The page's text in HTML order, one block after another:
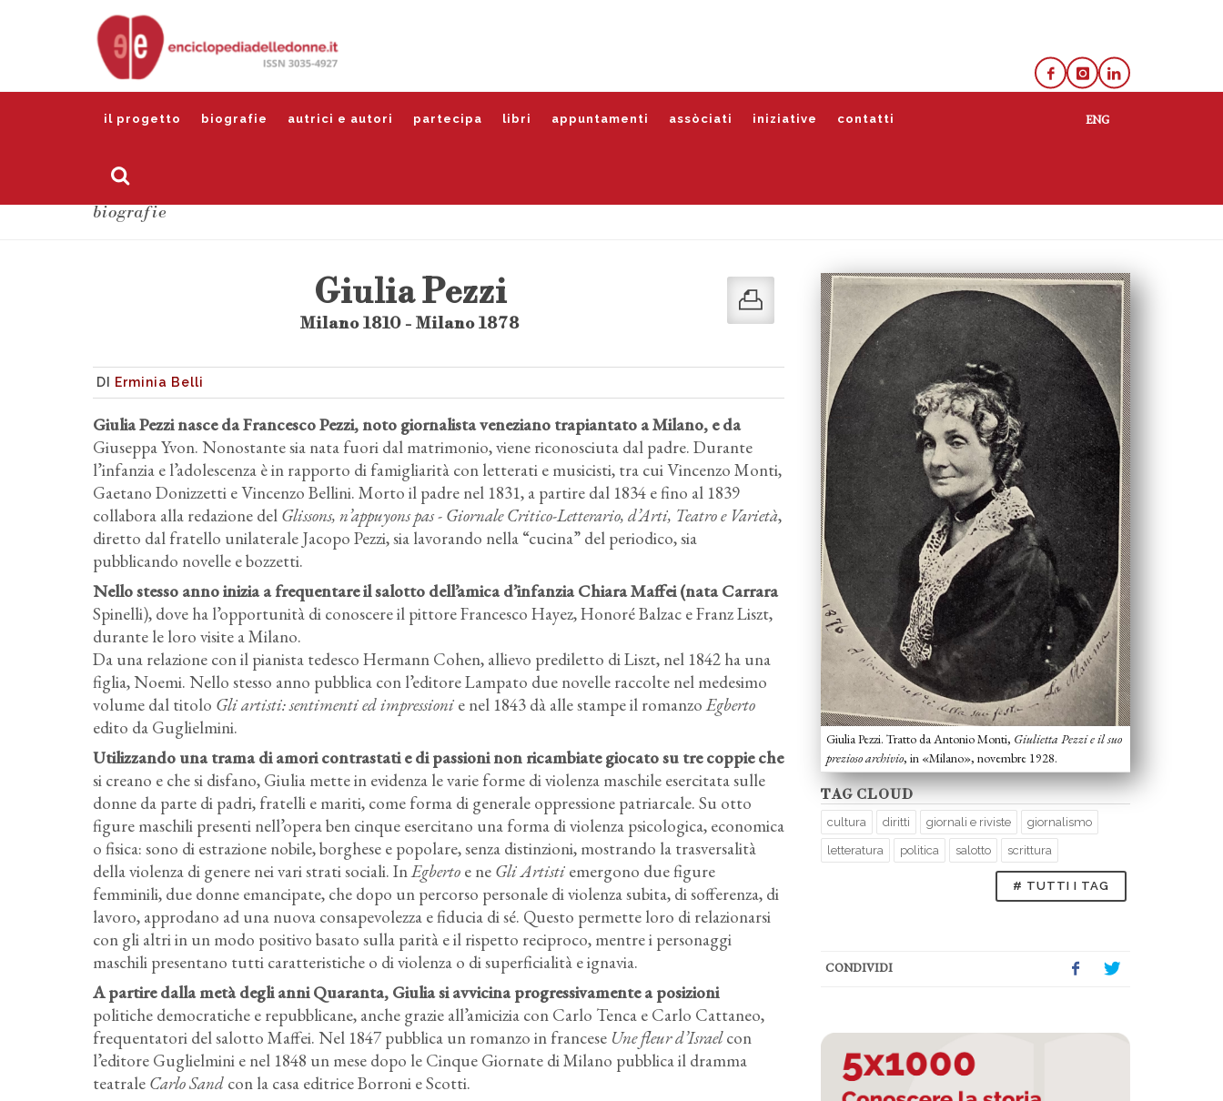
il progetto biografie autrici e autori partecipa libri appuntamenti assòciati iniziative contatti
biografie
Giulia Pezzi. Tratto da Antonio Monti, Giulietta Pezzi e il suo
prezioso archivio, in «Milano», novembre 1928.
TAG CLOUD
cultura diritti giornali e riviste giornalismo
letteratura politica salotto scrittura
# TUTTI I TAG
CONDIVIDI
Giulia Pezzi
Milano 1810 - Milano 1878
DI Erminia Belli
Giulia Pezzi nasce da Francesco Pezzi, noto giornalista veneziano trapiantato a Milano, e da
Giuseppa Yvon. Nonostante sia nata fuori dal matrimonio, viene riconosciuta dal padre. Durante
l’infanzia e l’adolescenza è in rapporto di famigliarità con letterati e musicisti, tra cui Vincenzo Monti,
Gaetano Donizzetti e Vincenzo Bellini. Morto il padre nel 1831, a partire dal 1834 e fino al 1839
collabora alla redazione del Glissons, n’appuyons pas - Giornale Critico-Letterario, d’Arti, Teatro e Varietà,
diretto dal fratello unilaterale Jacopo Pezzi, sia lavorando nella “cucina” del periodico, sia
pubblicando novelle e bozzetti.
Nello stesso anno inizia a frequentare il salotto dell’amica d’infanzia Chiara Maffei (nata Carrara
Spinelli), dove ha l’opportunità di conoscere il pittore Francesco Hayez, Honoré Balzac e Franz Liszt,
durante le loro visite a Milano.
Da una relazione con il pianista tedesco Hermann Cohen, allievo prediletto di Liszt, nel 1842 ha una
figlia, Noemi. Nello stesso anno pubblica con l’editore Lampato due novelle raccolte nel medesimo
volume dal titolo Gli artisti: sentimenti ed impressioni e nel 1843 dà alle stampe il romanzoEgberto
edito da Guglielmini.
Utilizzando una trama di amori contrastati e di passioni non ricambiate giocato su tre coppie che
si creano e che si disfano, Giulia mette in evidenza le varie forme di violenza maschile esercitata sulle
donne da parte di padri, fratelli e mariti, come forma di generale oppressione patriarcale. Su otto
figure maschili presenti nell’opera ben cinque esercitano una forma di violenza psicologica, economica
o fisica: sono di estrazione nobile, borghese e popolare, senza distinzioni, mostrando la trasversalità
della violenza di genere nei vari strati sociali. InEgberto e ne Gli Artisti emergono due figure
femminili, due donne emancipate, che dopo un percorso personale di violenza subita, di sofferenza, di
lavoro, approdano ad una nuova consapevolezza e fiducia di sé. Questo permette loro di relazionarsi
con gli altri in un modo positivo basato sulla parità e il rispetto reciproco, mentre i personaggi
maschili presentano tutti caratteristiche o di violenza o di superficialità e ignavia.
A partire dalla metà degli anni Quaranta, Giulia si avvicina progressivamente a posizioni
politiche democratiche e repubblicane, anche grazie all’amicizia con Carlo Tenca e Carlo Cattaneo,
frequentatori del salotto Maffei. Nel 1847 pubblica un romanzo in francese Une fleur d’Israelcon
l’editore Guglielmini e nel 1848 un mese dopo le Cinque Giornate di Milano pubblica il dramma
teatrale Carlo Sand con la casa editrice Borroni e Scotti.